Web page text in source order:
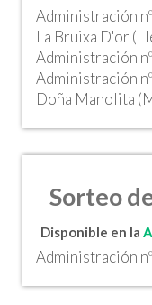
Administración
La Bruixa D'or
Administración
Administración
Doña Manolita
Sorteo
Disponible en la
Administración